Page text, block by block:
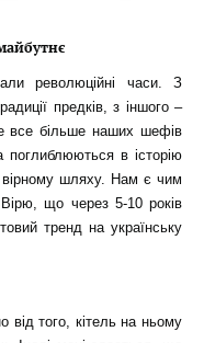
революційні часи. З
предків, з іншого –
все більше наших шефів
поглиблюються в історію
вірному шляху. Нам є чим
що через 5-10 років
тренд на українську
того, кітель на ньому